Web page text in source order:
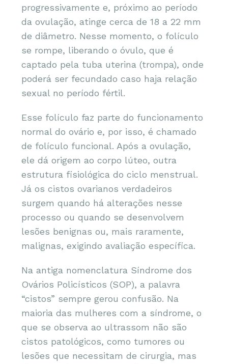
progressivamente e, próximo ao período
da ovulação, atinge cerca de 18 a 22 mm
de diâmetro. Nesse momento, o folículo
se rompe, liberando o óvulo, que é
captado pela tuba uterina (trompa), onde
poderá ser fecundado caso haja relação
sexual no período fértil.
Esse folículo faz parte do funcionamento
normal do ovário e, por isso, é chamado
de folículo funcional. Após a ovulação,
ele dá origem ao corpo lúteo, outra
estrutura fisiológica do ciclo menstrual.
Já os cistos ovarianos verdadeiros
surgem quando há alterações nesse
processo ou quando se desenvolvem
lesões benignas ou, mais raramente,
malignas, exigindo avaliação específica.
Na antiga nomenclatura Síndrome dos
Ovários Policísticos (SOP), a palavra
“cistos” sempre gerou confusão. Na
maioria das mulheres com a síndrome, o
que se observa ao ultrassom não são
cistos patológicos, como tumores ou
lesões que necessitam de cirurgia, mas